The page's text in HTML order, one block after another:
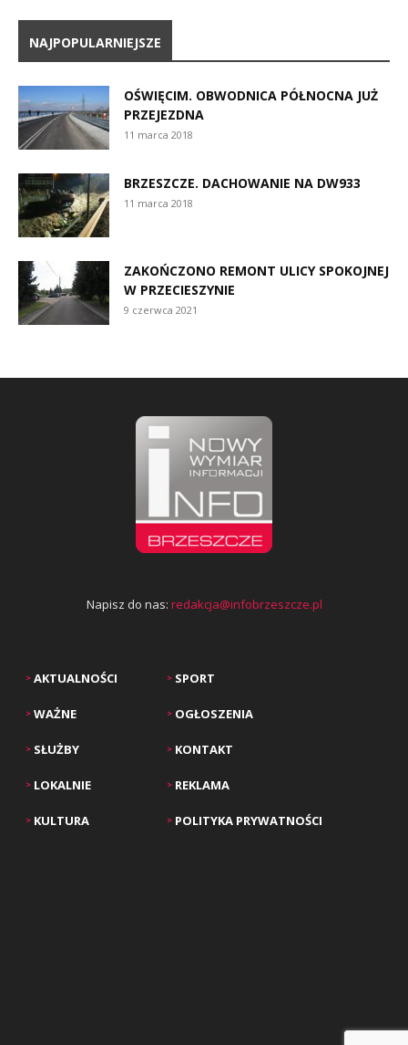
NAJPOPULARNIEJSZE
OŚWIĘCIM. OBWODNICA PÓŁNOCNA JUŻ
PRZEJEZDNA
11 marca 2018
BRZESZCZE. DACHOWANIE NA DW933
11 marca 2018
ZAKOŃCZONO REMONT ULICY SPOKOJNEJ
W PRZECIESZYNIE
9 czerwca 2021
Napisz do nas: redakcja@infobrzeszcze.pl
> AKTUALNOŚCI
> WAŻNE
> SŁUŻBY
> LOKALNIE
> KULTURA
> SPORT
> OGŁOSZENIA
> KONTAKT
> REKLAMA
> POLITYKA PRYWATNOŚCI